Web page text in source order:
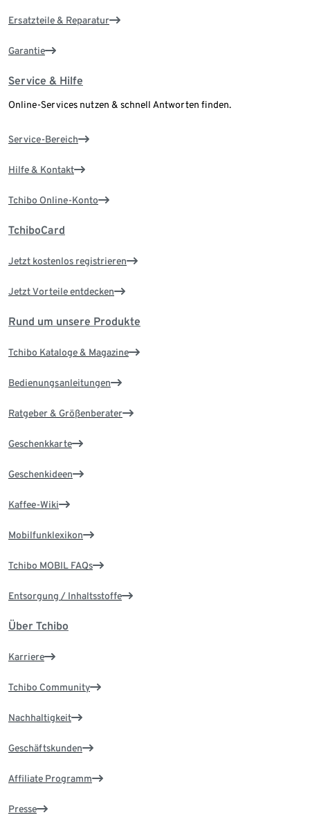
Ersatzteile & Reparatur
Garantie
Service & Hilfe
Online-Services nutzen & schnell Antworten finden.
Service-Bereich
Hilfe & Kontakt
Tchibo Online-Konto
TchiboCard
Jetzt kostenlos registrieren
Jetzt Vorteile entdecken
Rund um unsere Produkte
Tchibo Kataloge & Magazine
Bedienungsanleitungen
Ratgeber & Größenberater
Geschenkkarte
Geschenkideen
Kaffee-Wiki
Mobilfunklexikon
Tchibo MOBIL FAQs
Entsorgung / Inhaltsstoffe
Über Tchibo
Karriere
Tchibo Community
Nachhaltigkeit
Geschäftskunden
Affiliate Programm
Presse